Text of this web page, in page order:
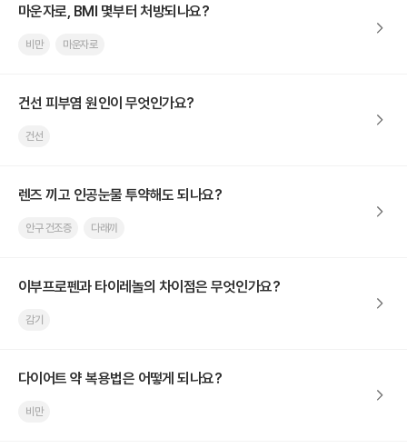
마운자로, BMI 몇부터 처방되나요?
비만 마운자로
건선 피부염 원인이 무엇인가요?
건선
렌즈 끼고 인공눈물 투약해도 되나요?
안구 건조증 다래끼
이부프로펜과 타이레놀의 차이점은 무엇인가요?
감기
다이어트 약 복용법은 어떻게 되나요?
비만